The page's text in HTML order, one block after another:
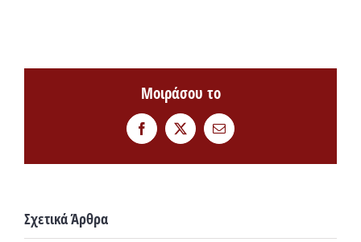
Μοιράσου το
FacebookTwitterEmail
Σχετικά Άρθρα